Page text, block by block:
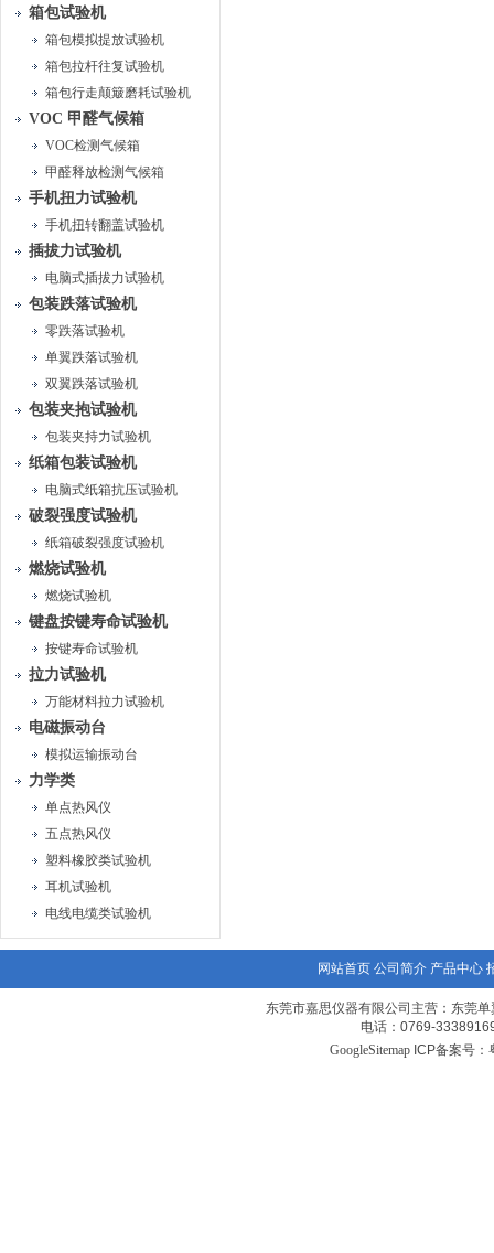
箱包试验机
箱包模拟提放试验机
箱包拉杆往复试验机
箱包行走颠簸磨耗试验机
VOC 甲醛气候箱
VOC检测气候箱
甲醛释放检测气候箱
手机扭力试验机
手机扭转翻盖试验机
插拔力试验机
电脑式插拔力试验机
包装跌落试验机
零跌落试验机
单翼跌落试验机
双翼跌落试验机
包装夹抱试验机
包装夹持力试验机
纸箱包装试验机
电脑式纸箱抗压试验机
破裂强度试验机
纸箱破裂强度试验机
燃烧试验机
燃烧试验机
键盘按键寿命试验机
按键寿命试验机
拉力试验机
万能材料拉力试验机
电磁振动台
模拟运输振动台
力学类
单点热风仪
五点热风仪
塑料橡胶类试验机
耳机试验机
电线电缆类试验机
网站首页 公司简介 产品中心
东莞市嘉思仪器有限公司主营：东莞
电话：0769-
GoogleSitemap ICP备案号：